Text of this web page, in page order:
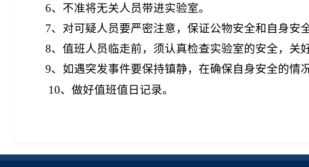
6、不准将无关人员带进实验室。
7、对可疑人员要严密注意，保证公物安全和自身安全
8、值班人员临走前，须认真检查实验室的安全，关
9、如遇突发事件要保持镇静，在确保自身安全的情
10、做好值班值日记录。